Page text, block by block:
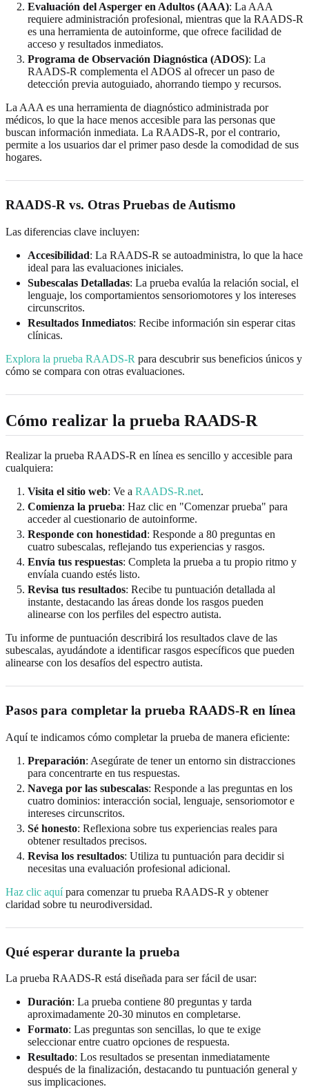
Evaluación del Asperger en Adultos (AAA): La AAA
requiere administración profesional, mientras que la RAADS-R
es una herramienta de autoinforme, que ofrece facilidad de
acceso y resultados inmediatos.
Programa de Observación Diagnóstica (ADOS): La
RAADS-R complementa el ADOS al ofrecer un paso de
detección previa autoguiado, ahorrando tiempo y recursos.
La AAA es una herramienta de diagnóstico administrada por
médicos, lo que la hace menos accesible para las personas que
buscan información inmediata. La RAADS-R, por el contrario,
permite a los usuarios dar el primer paso desde la comodidad de sus
hogares.
RAADS-R vs. Otras Pruebas de Autismo
Las diferencias clave incluyen:
Accesibilidad: La RAADS-R se autoadministra, lo que la hace
ideal para las evaluaciones iniciales.
Subescalas Detalladas: La prueba evalúa la relación social, el
lenguaje, los comportamientos sensoriomotores y los intereses
circunscritos.
Resultados Inmediatos: Recibe información sin esperar citas
clínicas.
Explora la prueba RAADS-R para descubrir sus beneficios únicos y
cómo se compara con otras evaluaciones.
Cómo realizar la prueba RAADS-R
Realizar la prueba RAADS-R en línea es sencillo y accesible para
cualquiera:
Visita el sitio web: Ve a RAADS-R.net.
Comienza la prueba: Haz clic en "Comenzar prueba" para
acceder al cuestionario de autoinforme.
Responde con honestidad: Responde a 80 preguntas en
cuatro subescalas, reflejando tus experiencias y rasgos.
Envía tus respuestas: Completa la prueba a tu propio ritmo y
envíala cuando estés listo.
Revisa tus resultados: Recibe tu puntuación detallada al
instante, destacando las áreas donde los rasgos pueden
alinearse con los perfiles del espectro autista.
Tu informe de puntuación describirá los resultados clave de las
subescalas, ayudándote a identificar rasgos específicos que pueden
alinearse con los desafíos del espectro autista.
Pasos para completar la prueba RAADS-R en línea
Aquí te indicamos cómo completar la prueba de manera eficiente:
Preparación: Asegúrate de tener un entorno sin distracciones
para concentrarte en tus respuestas.
Navega por las subescalas: Responde a las preguntas en los
cuatro dominios: interacción social, lenguaje, sensoriomotor e
intereses circunscritos.
Sé honesto: Reflexiona sobre tus experiencias reales para
obtener resultados precisos.
Revisa los resultados: Utiliza tu puntuación para decidir si
necesitas una evaluación profesional adicional.
Haz clic aquípara comenzar tu prueba RAADS-R y obtener
claridad sobre tu neurodiversidad.
Qué esperar durante la prueba
La prueba RAADS-R está diseñada para ser fácil de usar:
Duración: La prueba contiene 80 preguntas y tarda
aproximadamente 20-30 minutos en completarse.
Formato: Las preguntas son sencillas, lo que te exige
seleccionar entre cuatro opciones de respuesta.
Resultado: Los resultados se presentan inmediatamente
después de la finalización, destacando tu puntuación general y
sus implicaciones.